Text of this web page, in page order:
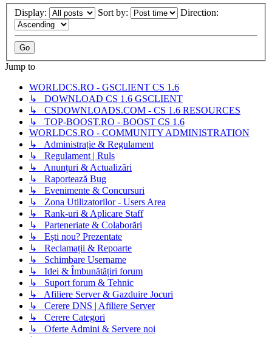
Display: Sort by: Direction:
Jump to
WORLDCS.RO - GSCLIENT CS 1.6
↳ DOWNLOAD CS 1.6 GSCLIENT
↳ CSDOWNLOADS.COM - CS 1.6 RESOURCES
↳ TOP-BOOST.RO - BOOST CS 1.6
WORLDCS.RO - COMMUNITY ADMINISTRATION
↳ Administrație & Regulament
↳ Regulament | Ruls
↳ Anunțuri & Actualizări
↳ Raportează Bug
↳ Evenimente & Concursuri
↳ Zona Utilizatorilor - Users Area
↳ Rank-uri & Aplicare Staff
↳ Parteneriate & Colaborări
↳ Ești nou? Prezentate
↳ Reclamații & Repoarte
↳ Schimbare Username
↳ Idei & Îmbunătățiri forum
↳ Suport forum & Tehnic
↳ Afiliere Server & Gazduire Jocuri
↳ Cerere DNS | Afiliere Server
↳ Cerere Categori
↳ Oferte Admini & Servere noi